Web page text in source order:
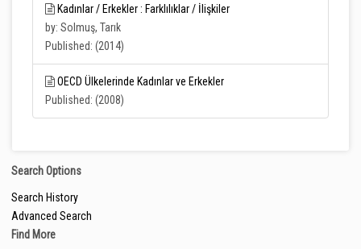
Kadınlar / Erkekler : Farklılıklar / İlişkiler
by: Solmuş, Tarık
Published: (2014)
OECD Ülkelerinde Kadınlar ve Erkekler
Published: (2008)
Search Options
Search History
Advanced Search
Find More